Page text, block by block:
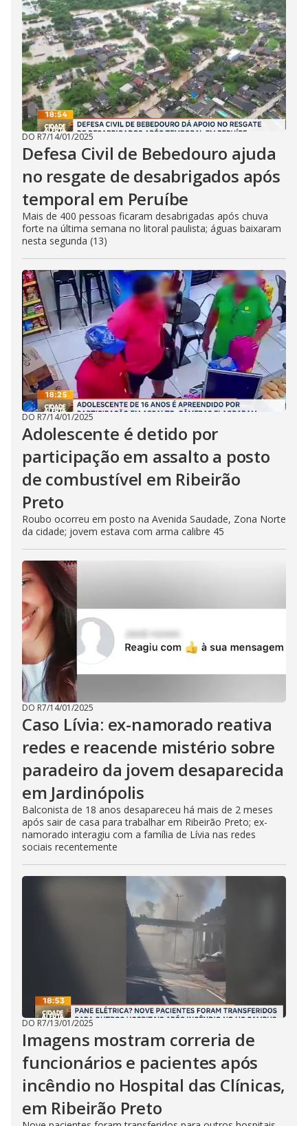
DO R7/14/01/2025
Defesa Civil de Bebedouro ajuda
no resgate de desabrigados após
temporal em Peruíbe
Mais de 400 pessoas ficaram desabrigadas após chuva
forte na última semana no litoral paulista; águas baixaram
nesta segunda (13)
DO R7/14/01/2025
Adolescente é detido por
participação em assalto a posto
de combustível em Ribeirão
Preto
Roubo ocorreu em posto na Avenida Saudade, Zona Norte
da cidade; jovem estava com arma calibre 45
DO R7/14/01/2025
Caso Lívia: ex-namorado reativa
redes e reacende mistério sobre
paradeiro da jovem desaparecida
em Jardinópolis
Balconista de 18 anos desapareceu há mais de 2 meses
após sair de casa para trabalhar em Ribeirão Preto; ex-
namorado interagiu com a família de Lívia nas redes
sociais recentemente
DO R7/13/01/2025
Imagens mostram correria de
funcionários e pacientes após
incêndio no Hospital das Clínicas,
em Ribeirão Preto